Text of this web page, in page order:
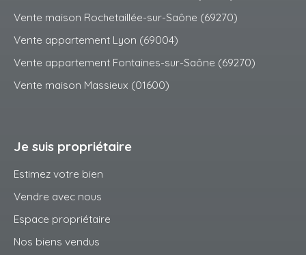
Vente maison Rochetaillée-sur-Saône (69270)
Vente appartement Lyon (69004)
Vente appartement Fontaines-sur-Saône (69270)
Vente maison Massieux (01600)
Je suis propriétaire
Estimez votre bien
Vendre avec nous
Espace propriétaire
Nos biens vendus